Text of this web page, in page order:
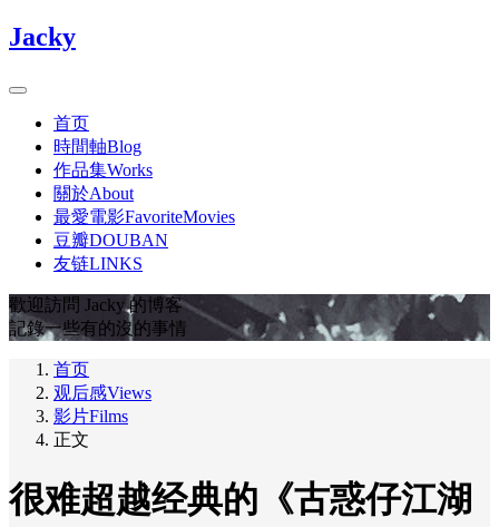
Jacky
首页
時間軸Blog
作品集Works
關於About
最愛電影FavoriteMovies
豆瓣DOUBAN
友链LINKS
歡迎訪問 Jacky 的博客
記錄一些有的沒的事情
首页
观后感Views
影片Films
正文
很难超越经典的《古惑仔江湖